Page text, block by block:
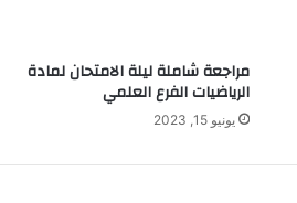
مراجعة شاملة ليلة الامتحان لمادة
الرياضيات الفرع العلمي
يونيو 15, 2023